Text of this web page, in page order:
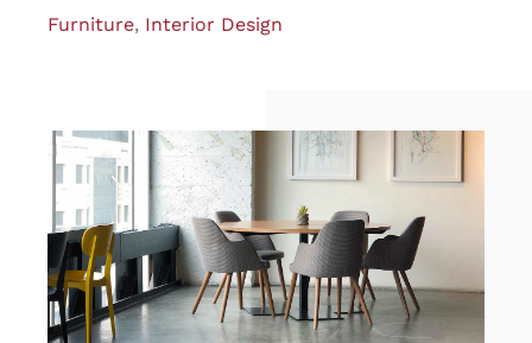
Furniture, Interior Design